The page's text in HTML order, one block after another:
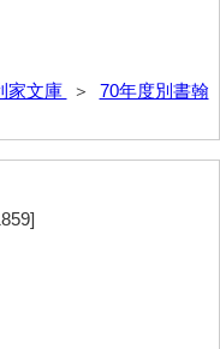
家文庫 ＞ 70年度別書翰